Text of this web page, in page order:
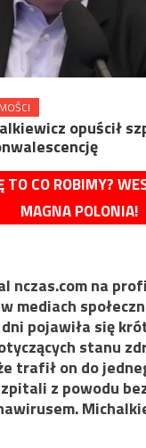
opuścił
TO CO ROBIMY?
MAGNA POLONIA!
nczas.com na
mediach
pojawiła się
stanu
trafił on do
z powodu